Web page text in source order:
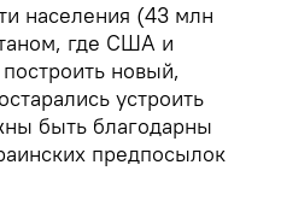
населения (43 млн
где США и
новый,
устроить
быть благодарны
предпосылок